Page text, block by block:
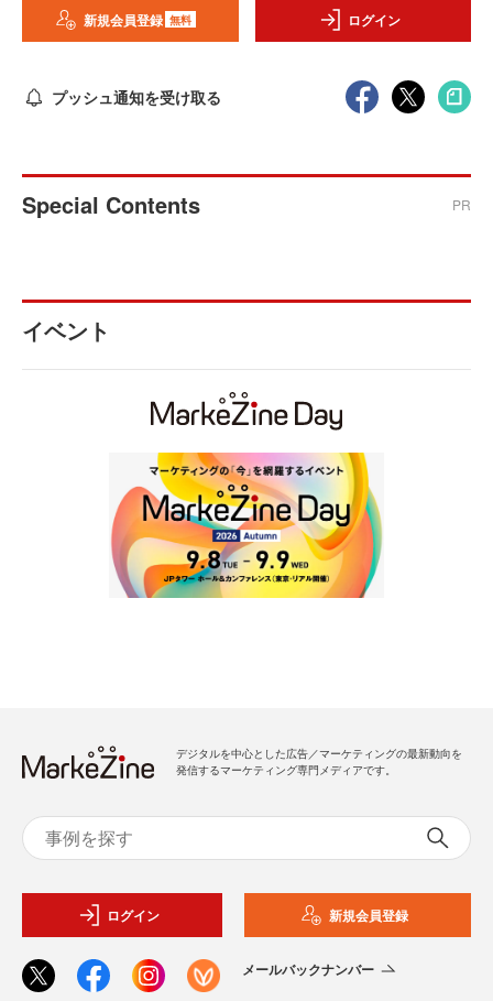
新規会員登録 無料 ログイン
プッシュ通知を受け取る
Special Contents PR
イベント
デジタルを中心とした広告／マーケティングの最新動向を
発信するマーケティング専門メディアです。
ログイン 新規会員登録
メールバックナンバー